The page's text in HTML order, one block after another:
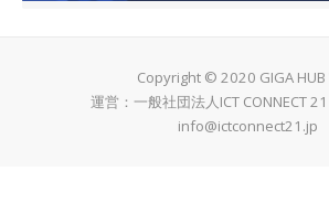
Copyright © 2020 GIGA HUB
運営：一般社団法人ICT CONNECT
info@ictconnect21.jp